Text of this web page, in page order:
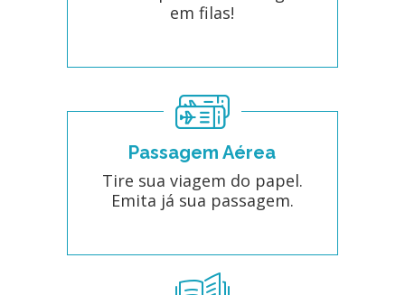
em filas!
Passagem Aérea
Tire sua viagem do papel.
Emita já sua passagem.